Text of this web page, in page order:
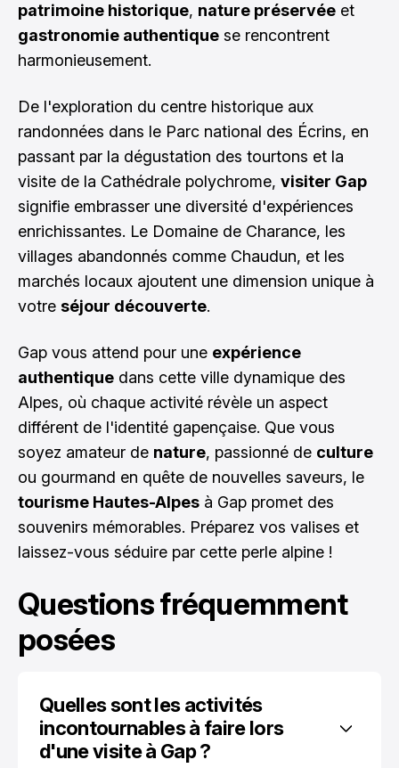
patrimoine historique, nature préservée et
gastronomie authentique se rencontrent
harmonieusement.
De l'exploration du centre historique aux
randonnées dans le Parc national des Écrins, en
passant par la dégustation des tourtons et la
visite de la Cathédrale polychrome, visiter Gap
signifie embrasser une diversité d'expériences
enrichissantes. Le Domaine de Charance, les
villages abandonnés comme Chaudun, et les
marchés locaux ajoutent une dimension unique à
votre séjour découverte.
Gap vous attend pour une expérience
authentique dans cette ville dynamique des
Alpes, où chaque activité révèle un aspect
différent de l'identité gapençaise. Que vous
soyez amateur de nature, passionné de culture
ou gourmand en quête de nouvelles saveurs, le
tourisme Hautes-Alpes à Gap promet des
souvenirs mémorables. Préparez vos valises et
laissez-vous séduire par cette perle alpine !
Questions fréquemment
posées
Quelles sont les activités
incontournables à faire lors
d'une visite à Gap ?